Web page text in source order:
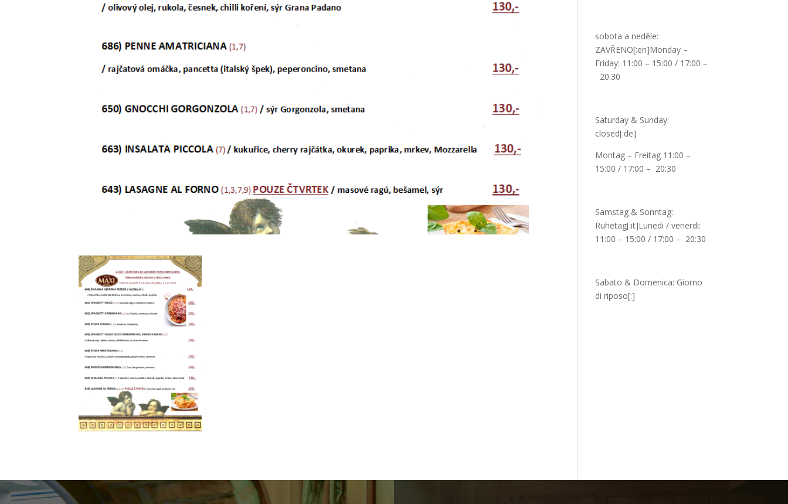
sobota a neděle:
ZAVŘENO[:en]Monday –
Friday: 11:00 – 15:00 / 17:00 –
20:30
Saturday & Sunday:
closed[:de]
Montag – Freitag 11:00 –
15:00 / 17:00 – 20:30
Samstag & Sonntag:
Ruhetag[:it]Lunedi / venerdi:
11:00 – 15:00 / 17:00 – 20:30
Sabato & Domenica: Giorno
di riposo[:]